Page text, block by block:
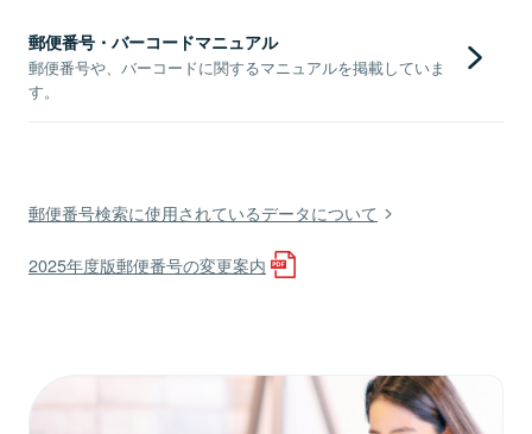
郵便番号・バーコードマニュアル
郵便番号や、バーコードに関するマニュアルを掲載していま
す。
郵便番号検索に使用されているデータについて
2025年度版郵便番号の変更案内